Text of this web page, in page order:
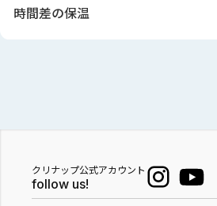
時間差の保温
クリナップ公式アカウント
follow us!